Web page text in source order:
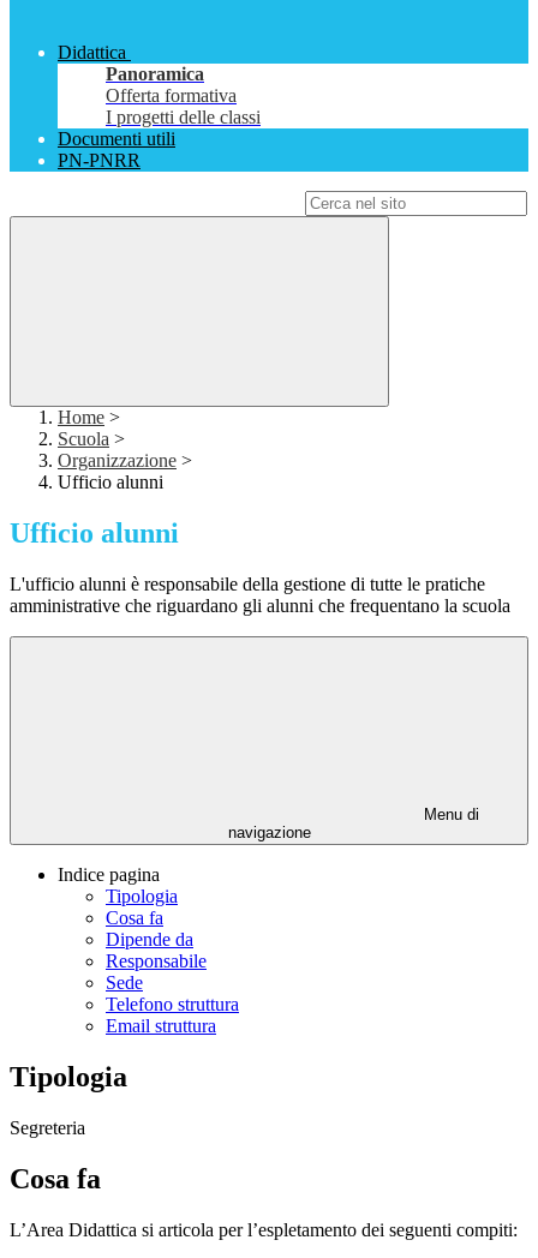
Didattica
Panoramica
Offerta formativa
I progetti delle classi
Documenti utili
PN-PNRR
Home >
Scuola >
Organizzazione >
Ufficio alunni
Ufficio alunni
L'ufficio alunni è responsabile della gestione di tutte le pratiche
amministrative che riguardano gli alunni che frequentano la scuola
Menu di
navigazione
Indice pagina
Tipologia
Cosa fa
Dipende da
Responsabile
Sede
Telefono struttura
Email struttura
Tipologia
Segreteria
Cosa fa
L’Area Didattica si articola per l’espletamento dei seguenti compiti: